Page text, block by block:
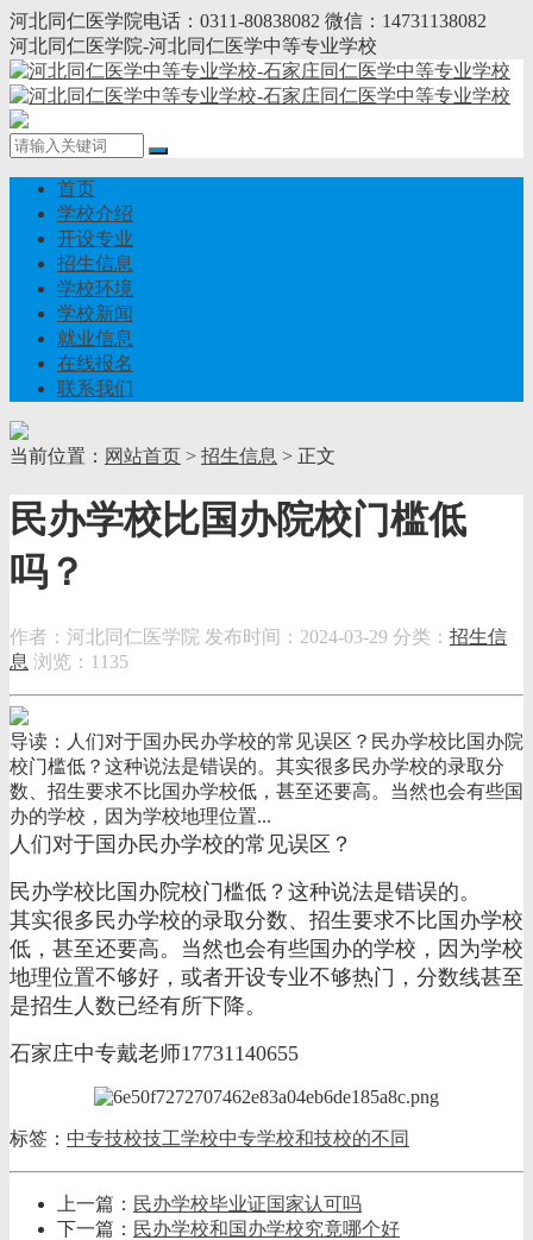
河北同仁医学院电话：0311-80838082 微信：14731138082
河北同仁医学院-河北同仁医学中等专业学校
首页
学校介绍
开设专业
招生信息
学校环境
学校新闻
就业信息
在线报名
联系我们
当前位置： 网站首页 > 招生信息 > 正文
民办学校比国办院校门槛低
吗？
作者：河北同仁医学院 发布时间：2024-03-29 分类： 招生信
息 浏览：1135
导读：人们对于国办民办学校的常见误区？民办学校比国办院
校门槛低？这种说法是错误的。其实很多民办学校的录取分
数、招生要求不比国办学校低，甚至还要高。当然也会有些国
办的学校，因为学校地理位置...
人们对于国办民办学校的常见误区？
民办学校比国办院校门槛低？这种说法是错误的。
其实很多民办学校的录取分数、招生要求不比国办学校
低，甚至还要高。当然也会有些国办的学校，因为学校
地理位置不够好，或者开设专业不够热门，分数线甚至
是招生人数已经有所下降。
石家庄中专戴老师17731140655
标签： 中专技校技工学校中专学校和技校的不同
上一篇： 民办学校毕业证国家认可吗
下一篇： 民办学校和国办学校究竟哪个好